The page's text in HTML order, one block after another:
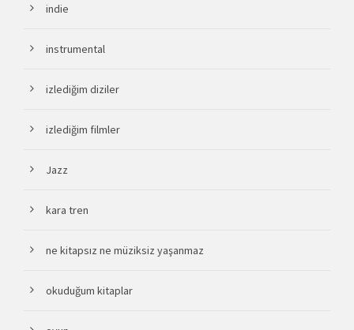
indie
instrumental
izlediğim diziler
izlediğim filmler
Jazz
kara tren
ne kitapsız ne müziksiz yaşanmaz
okuduğum kitaplar